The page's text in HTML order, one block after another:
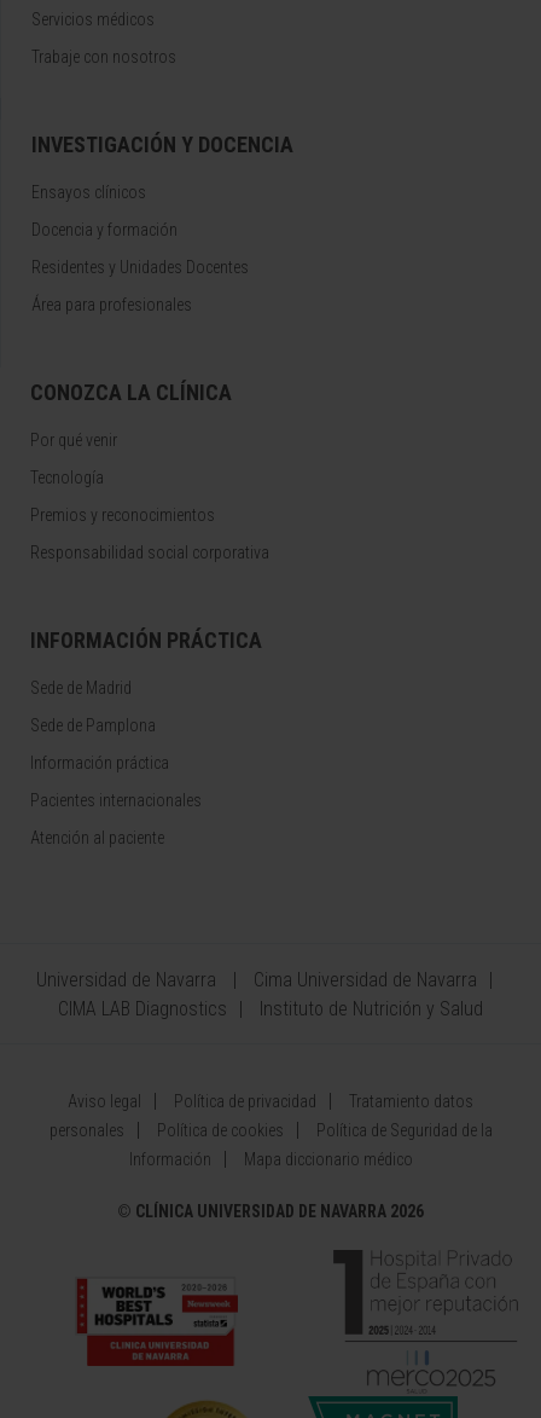
Servicios médicos
Trabaje con nosotros
INVESTIGACIÓN Y DOCENCIA
Ensayos clínicos
Docencia y formación
Residentes y Unidades Docentes
Área para profesionales
CONOZCA LA CLÍNICA
Por qué venir
Tecnología
Premios y reconocimientos
Responsabilidad social corporativa
INFORMACIÓN PRÁCTICA
Sede de Madrid
Sede de Pamplona
Información práctica
Pacientes internacionales
Atención al paciente
Universidad de Navarra
Cima Universidad de Navarra
CIMA LAB Diagnostics
Instituto de Nutrición y Salud
Aviso legal Política de privacidad
Tratamiento datos
personales
Política de cookies
Política de Seguridad de la
Información
Mapa diccionario médico
© CLÍNICA UNIVERSIDAD DE NAVARRA 2026